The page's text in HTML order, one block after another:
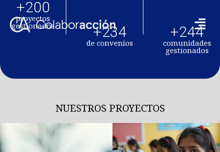
+200
proyectos
gestionados +234
de convenios
+244
comunidades
gestionados
NUESTROS PROYECTOS